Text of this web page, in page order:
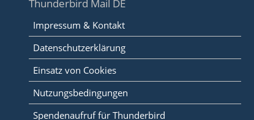
Thunderbird Mail DE
Impressum & Kontakt
Datenschutzerklärung
Einsatz von Cookies
Nutzungsbedingungen
Spendenaufruf für Thunderbird